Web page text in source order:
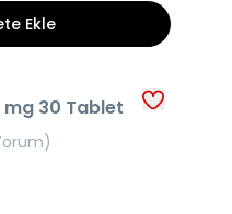
Ekle
30 Tablet
)